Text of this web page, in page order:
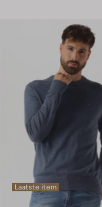
Laatste item